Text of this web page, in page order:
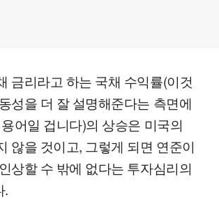
금리라고 하는 국채 수익률(이것
성을 더 잘 설명해준다는 측면에
어일 겁니다)의 상승은 미국의
않을 것이고, 그렇게 되면 연준이
상할 수 밖에 없다는 투자심리의
.